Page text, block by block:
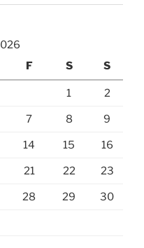
F S S
1 2
7 8 9
14 15 16
21 22 23
28 29 30